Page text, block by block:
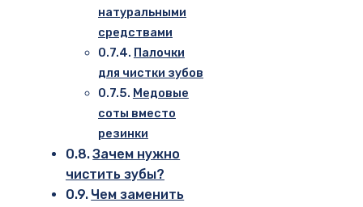
натуральными
средствами
Палочки
для чистки зубов
Медовые
соты вместо
резинки
Зачем нужно
чистить зубы?
Чем заменить